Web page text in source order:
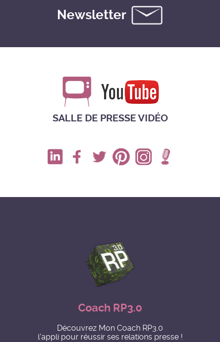
Newsletter
SALLE DE PRESSE VIDÉO
Coach RP3.0
Découvrez Mon Coach RP3.0
l'appli pour réussir ses relations presse !